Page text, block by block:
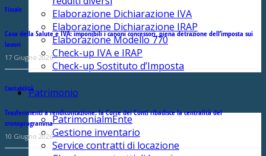
Elaborazione Dichiarazione IVA
Elaborazione Dichiarazione IRAP
Elaborazione Modello 770
Check-up IVA e IRAP
Check-up Sostituto d’Imposta
Patrimonio
PatrimonialmEnte
Gestione inventario
Service contratti di locazione
Fiscale
Casa della Salute e IVA: imponibili i canoni concessori, piena detrazione dell’imposta sui
lavori
17 Giugno 2026
Contabilità
Trasferimenti a rendicontazione: la Corte dei Conti ribadisce la centralità del
cronoprogramma
10 Giugno 2026